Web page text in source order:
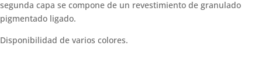
segunda capa se compone de un revestimiento de granulado
pigmentado ligado.
Disponibilidad de varios colores.